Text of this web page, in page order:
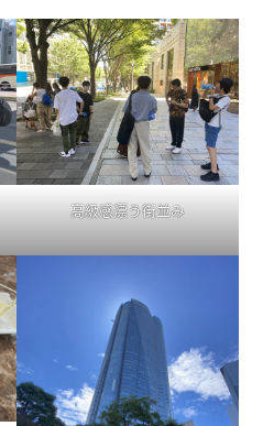
高級感漂う街並み